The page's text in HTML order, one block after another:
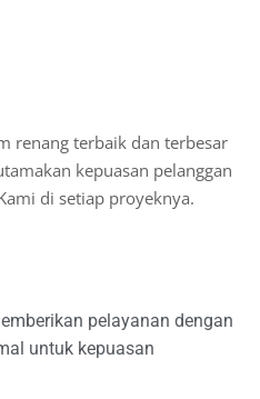
renang terbaik dan terbesar
kepuasan pelanggan
di setiap proyeknya.
pelayanan dengan
untuk kepuasan